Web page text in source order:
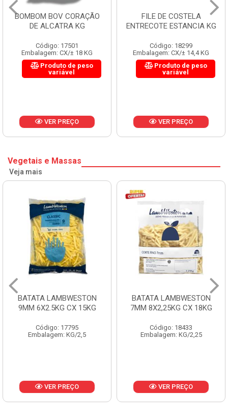
BOMBOM BOV CORAÇÃO
DE ALCATRA KG
Código: 17501
Embalagem: CX/± 18 KG
Produto de peso
variável
VER PREÇO
FILE DE COSTELA
ENTRECOTE ESTANCIA KG
Código: 18299
Embalagem: CX/± 14,4 KG
Produto de peso
variável
VER PREÇO
Vegetais e Massas
Veja mais
BATATA LAMBWESTON
9MM 6X2.5KG CX 15KG
Código: 17795
Embalagem: KG/2,5
VER PREÇO
BATATA LAMBWESTON
7MM 8X2,25KG CX 18KG
Código: 18433
Embalagem: KG/2,25
VER PREÇO